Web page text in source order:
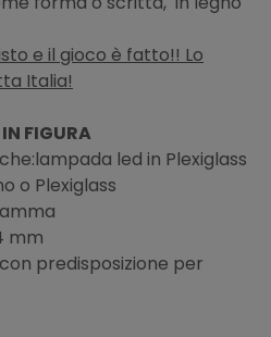
e il gioco è fatto!! Lo
Italia!
FIGURA
led in Plexiglass
o Plexiglass
mm
con predisposizione per